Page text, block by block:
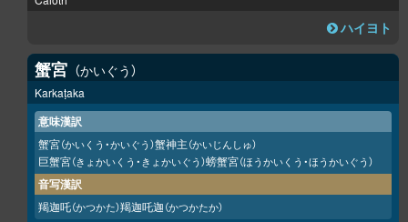
ハイヨト
蟹宮 かいぐう
Karkaṭaka
意味漢訳
蟹宮（かいくう・かいぐう）蟹神主（かいじんしゅ）
巨蟹宮（きょかいくう・きょかいぐう）螃蟹宮（ほうかいくう・ほうかいぐう）
音写漢訳
羯迦吒（かつかた）羯迦吒迦（かつかたか）